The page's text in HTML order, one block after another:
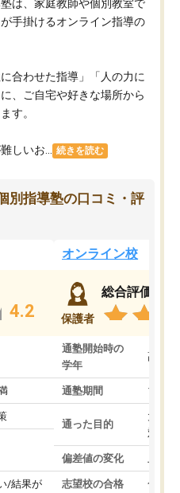
は、家庭教師や個別教室で
手掛けるオンライン指導の
合わせた指導」「人の力に
、ご自宅や好きな場所から
す。
しいお... 続きを読む
別指導塾の口コミ・評
4.2
/結果が
オンライン校
保護者
総合評価
通塾開始時の
学年
高3
通塾期間 1～3
通った目的
大学
対策
偏差値の変化 上が
志望校の合格 合格